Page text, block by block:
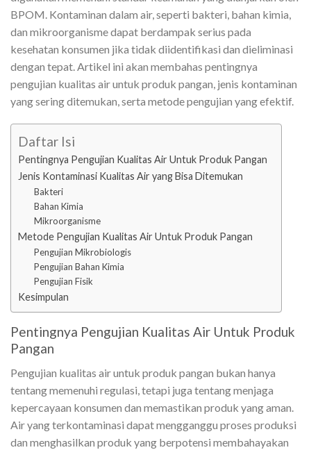
BPOM. Kontaminan dalam air, seperti bakteri, bahan kimia,
dan mikroorganisme dapat berdampak serius pada
kesehatan konsumen jika tidak diidentifikasi dan dieliminasi
dengan tepat. Artikel ini akan membahas pentingnya
pengujian kualitas air untuk produk pangan, jenis kontaminan
yang sering ditemukan, serta metode pengujian yang efektif.
Daftar Isi
Pentingnya Pengujian Kualitas Air Untuk Produk Pangan
Jenis Kontaminasi Kualitas Air yang Bisa Ditemukan
Bakteri
Bahan Kimia
Mikroorganisme
Metode Pengujian Kualitas Air Untuk Produk Pangan
Pengujian Mikrobiologis
Pengujian Bahan Kimia
Pengujian Fisik
Kesimpulan
Pentingnya Pengujian Kualitas Air Untuk Produk
Pangan
Pengujian kualitas air untuk produk pangan bukan hanya
tentang memenuhi regulasi, tetapi juga tentang menjaga
kepercayaan konsumen dan memastikan produk yang aman.
Air yang terkontaminasi dapat mengganggu proses produksi
dan menghasilkan produk yang berpotensi membahayakan